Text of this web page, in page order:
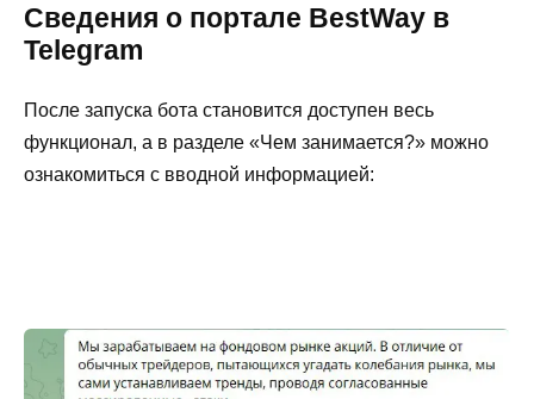
Сведения о портале BestWay в
Telegram
После запуска бота становится доступен весь
функционал, а в разделе «Чем занимается?» можно
ознакомиться с вводной информацией: